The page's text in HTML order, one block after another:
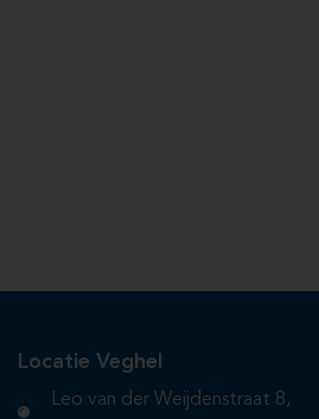
Locatie Veghel
Leo van der Weijdenstraat 8,